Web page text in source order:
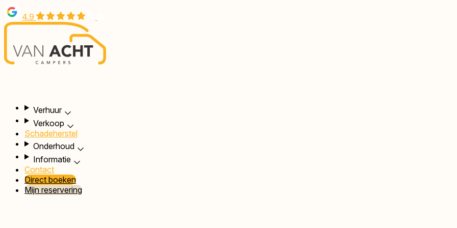
Overslaan
en
naar
inhoud
gaan
4.9
Verhuur
Verkoop
Schadeherstel
Onderhoud
Informatie
Contact
Direct boeken
Mijn reservering